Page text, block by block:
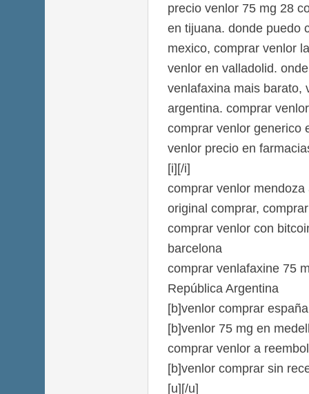
precio venlor 75 mg 28
en tijuana. donde puedo
mexico, comprar venlor
venlor en valladolid.
venlafaxina mais barato,
argentina. comprar
comprar venlor generico
venlor precio en
[i][/i]
comprar venlor
original comprar,
comprar venlor con
barcelona
comprar venlafaxine 75
República Argentina
[b]venlor comprar
[b]venlor 75 mg en
comprar venlor a
[b]venlor comprar sin
[u][/u]